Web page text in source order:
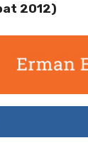
2012)